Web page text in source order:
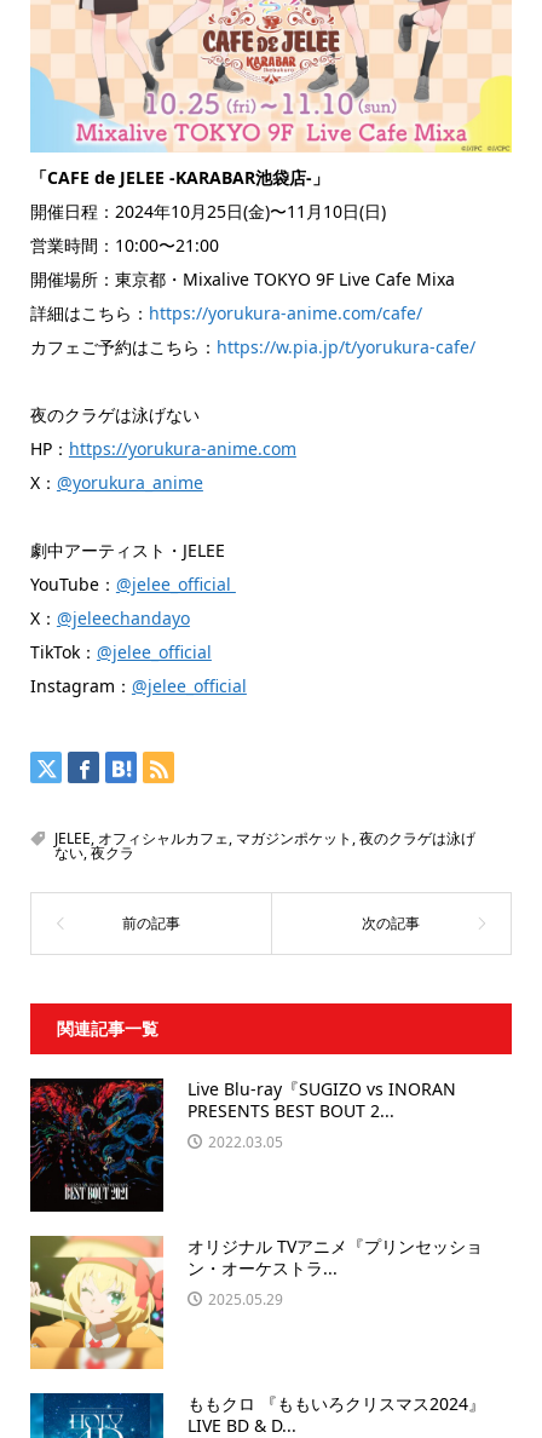
「CAFE de JELEE -KARABAR池袋店-」
開催日程：2024年10月25日(金)〜11月10日(日)
営業時間：10:00〜21:00
開催場所：東京都・Mixalive TOKYO 9F Live Cafe Mixa
詳細はこちら： https://yorukura-anime.com/cafe/
カフェご予約はこちら： https://w.pia.jp/t/yorukura-cafe/
夜のクラゲは泳げない
HP： https://yorukura-anime.com
X： @yorukura_anime
劇中アーティスト・JELEE
YouTube： @jelee_official
X： @jeleechandayo
TikTok： @jelee_official
Instagram： @jelee_official
JELEE, オフィシャルカフェ, マガジンポケット ,夜のクラゲは泳げ
ない,夜クラ
関連記事一覧
Live Blu-ray『SUGIZO vs INORAN
PRESENTS BEST BOUT 2...
2022.03.05
オリジナル TVアニメ『プリンセッショ
ン・オーケストラ...
2025.05.29
ももクロ 『ももいろクリスマス2024』
LIVE BD & D...